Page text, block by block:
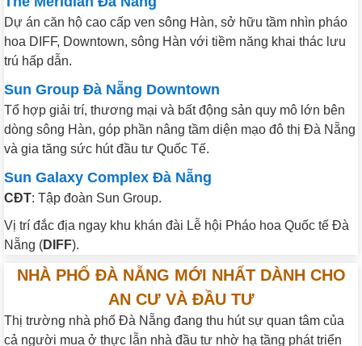
Dự án căn hộ cao cấp ven sông Hàn, sở hữu tầm nhìn pháo
hoa DIFF, Downtown, sông Hàn với tiềm năng khai thác lưu
trú hấp dẫn.
Sun Group Đà Nẵng Downtown
Tổ hợp giải trí, thương mại và bất động sản quy mô lớn bên
dòng sông Hàn, góp phần nâng tầm diện mạo đô thị Đà Nẵng
và gia tăng sức hút đầu tư Quốc Tế.
Sun Galaxy Complex Đà Nẵng
CĐT: Tập đoàn Sun Group.
Vị trí đắc địa ngay khu khán đài Lễ hội Pháo hoa Quốc tế Đà
Nẵng (DIFF).
NHÀ PHỐ ĐÀ NẴNG MỚI NHẤT DÀNH CHO
AN CƯ VÀ ĐẦU TƯ
Thị trường nhà phố Đà Nẵng đang thu hút sự quan tâm của
cả người mua ở thực lẫn nhà đầu tư nhờ hạ tầng phát triển